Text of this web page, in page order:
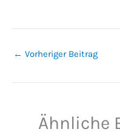
← Vorheriger Beitrag
Ähnliche